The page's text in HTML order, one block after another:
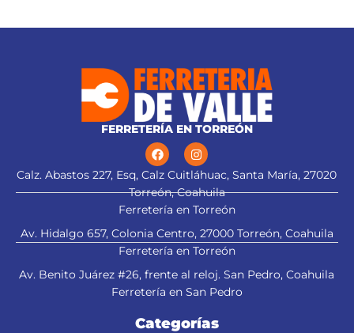
FERRETERÍA EN TORREÓN
Calz. Abastos 227, Esq, Calz Cuitláhuac, Santa María, 27020
Torreón, Coahuila
Ferretería en Torreón
Av. Hidalgo 657, Colonia Centro, 27000 Torreón, Coahuila
Ferretería en Torreón
Av. Benito Juárez #26, frente al reloj. San Pedro, Coahuila
Ferretería en San Pedro
Categorías